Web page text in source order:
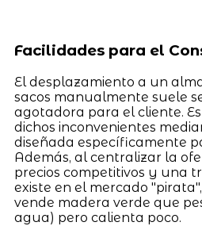
Facilidades para el
El desplazamiento a un
sacos manualmente suele
agotadora para el cliente.
dichos inconvenientes
diseñada específicamente
Además, al centralizar la
precios competitivos y una
existe en el mercado
vende madera verde que
agua) pero calienta poco.